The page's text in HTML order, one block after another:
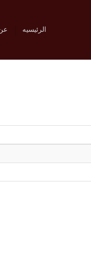
الرئيسيه